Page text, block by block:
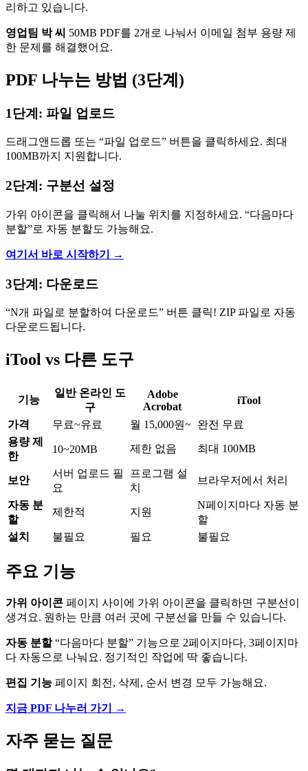
리하고 있습니다.
영업팀 박 씨 50MB PDF를 2개로 나눠서 이메일 첨부 용량 제
한 문제를 해결했어요.
PDF 나누는 방법 (3단계)
1단계: 파일 업로드
드래그앤드롭 또는 “파일 업로드” 버튼을 클릭하세요. 최대
100MB까지 지원합니다.
2단계: 구분선 설정
가위 아이콘을 클릭해서 나눌 위치를 지정하세요. “다음마다
분할”로 자동 분할도 가능해요.
여기서 바로 시작하기 →
3단계: 다운로드
“N개 파일로 분할하여 다운로드” 버튼 클릭! ZIP 파일로 자동
다운로드됩니다.
iTool vs 다른 도구
기능
일반 온라인 도
구
Adobe
Acrobat
iTool
가격 무료~유료 월 15,000원~ 완전 무료
용량 제
한
10~20MB 제한 없음 최대 100MB
보안
서버 업로드 필
요
프로그램 설
치
브라우저에서 처리
자동 분
할
제한적 지원
N페이지마다 자동 분
할
설치
불필요 필요 불필요
주요 기능
가위 아이콘 페이지 사이에 가위 아이콘을 클릭하면 구분선이
생겨요. 원하는 만큼 여러 곳에 구분선을 만들 수 있습니다.
자동 분할“다음마다 분할” 기능으로 2페이지마다, 3페이지마
다 자동으로 나눠요. 정기적인 작업에 딱 좋습니다.
편집 기능 페이지 회전, 삭제, 순서 변경 모두 가능해요.
지금 PDF 나누러 가기 →
자주 묻는 질문